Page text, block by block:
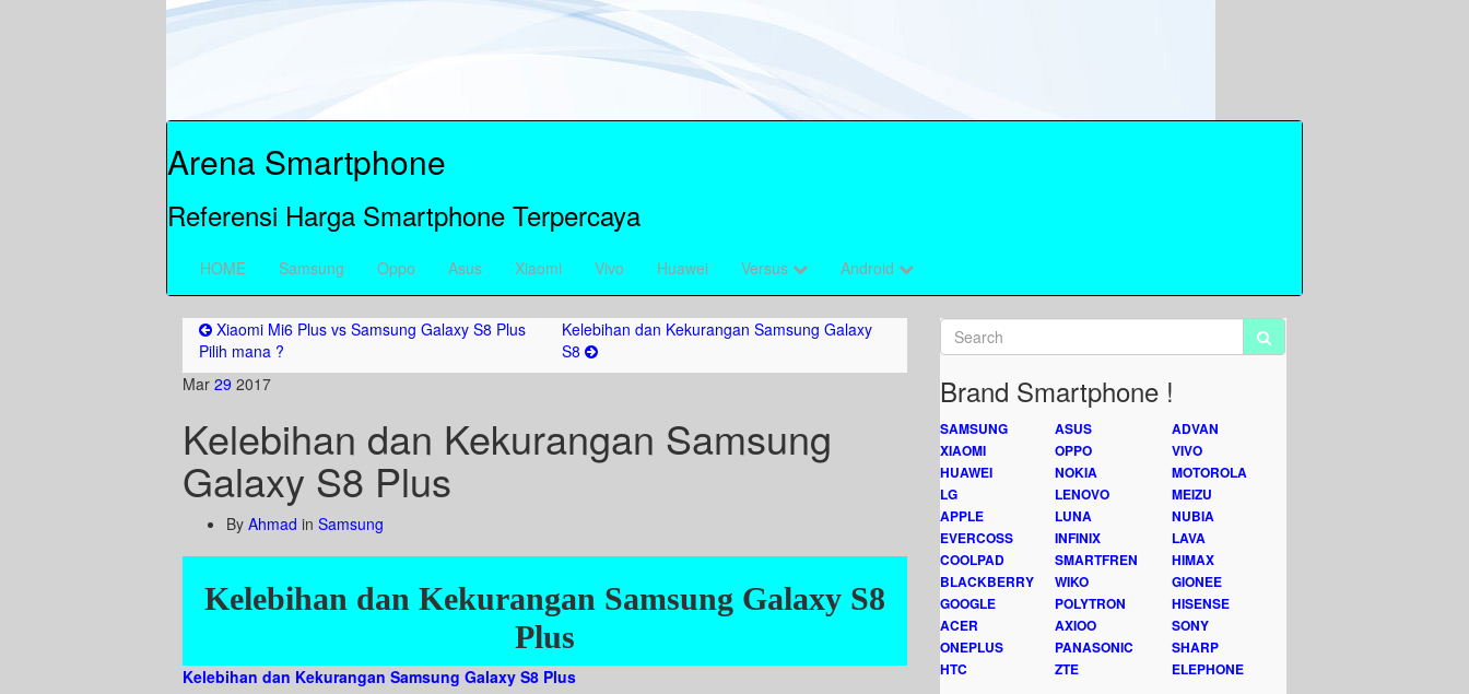
Arena Smartphone
Referensi Harga Smartphone Terpercaya
HOME Samsung Oppo Asus Xiaomi Vivo Huawei Versus Android
Xiaomi Mi6 Plus vs Samsung Galaxy S8 Plus
Pilih mana ?
Kelebihan dan Kekurangan Samsung Galaxy
S8
Mar 29 2017
Kelebihan dan Kekurangan Samsung
Galaxy S8 Plus
By Ahmad in Samsung
Kelebihan dan Kekurangan Samsung Galaxy S8
Plus
Kelebihan dan Kekurangan Samsung Galaxy S8 Plus
Brand Smartphone !
SAMSUNG ASUS
ADVAN
XIAOMI
OPPO
VIVO
HUAWEI
NOKIA
MOTOROLA
LG
LENOVO
MEIZU
APPLE
LUNA
NUBIA
EVERCOSS
INFINIX
LAVA
COOLPAD
SMARTFREN
HIMAX
BLACKBERRY
WIKO
GIONEE
GOOGLE
POLYTRON
HISENSE
ACER
AXIOO
SONY
ONEPLUS
PANASONIC
SHARP
HTC
ZTE ELEPHONE